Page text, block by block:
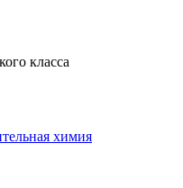
класса
химия